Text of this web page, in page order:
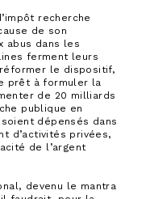
recherche
de son
abus dans les
ferment leurs
le dispositif,
prêt à formuler la
de 20 milliards
publique en
dépensés dans
d’activités privées,
de l’argent
devenu le mantra